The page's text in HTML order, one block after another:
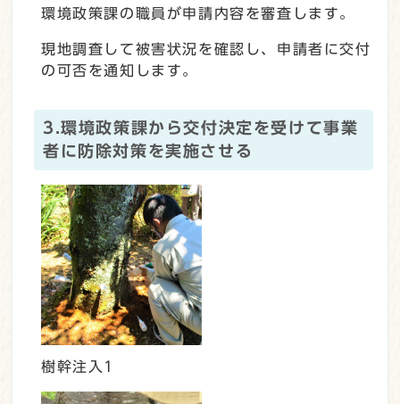
環境政策課の職員が申請内容を審査します。
現地調査して被害状況を確認し、申請者に交付
の可否を通知します。
3.環境政策課から交付決定を受けて事業
者に防除対策を実施させる
樹幹注入1